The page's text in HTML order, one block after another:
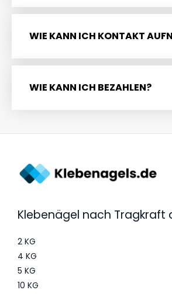
WIE KANN ICH KONTAKT
WIE KANN ICH BEZAHLEN?
Klebenägel nach Tragkraft
2 KG
4 KG
5 KG
10 KG